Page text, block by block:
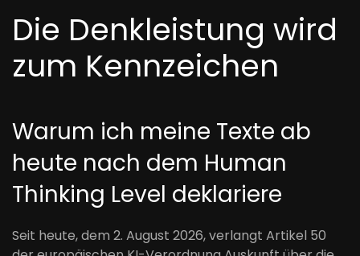
Die Denkleistung wird
zum Kennzeichen
Warum ich meine Texte ab
heute nach dem Human
Thinking Level deklariere
Seit heute, dem 2. August 2026, verlangt Artikel 50